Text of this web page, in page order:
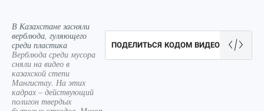
В Казахстане засняли
верблюда, гуляющего
среди пластика
Верблюда среди мусора
сняли на видео в
казахской степи
Мангистау. На этих
кадрах – действующий
полигон твердых
ПОДЕЛИТЬСЯ КОДОМ ВИДЕО